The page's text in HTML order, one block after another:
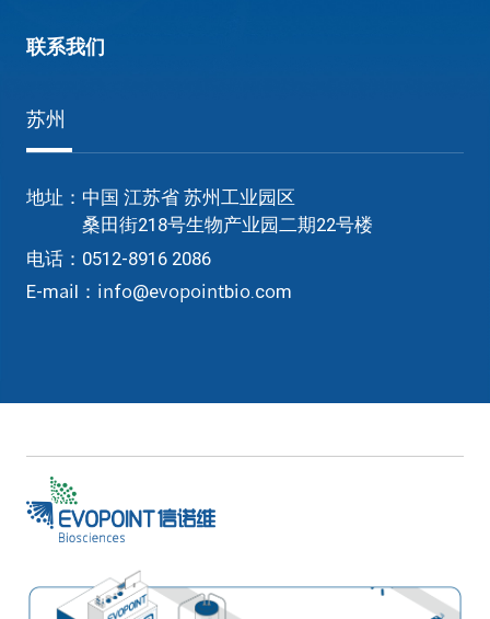
联系我们
苏州
地址： 中国 江苏省 苏州工业园区
桑田街218号生物产业园二期22号楼
电话： 0512-8916 2086
E-mail： info@evopointbio.com